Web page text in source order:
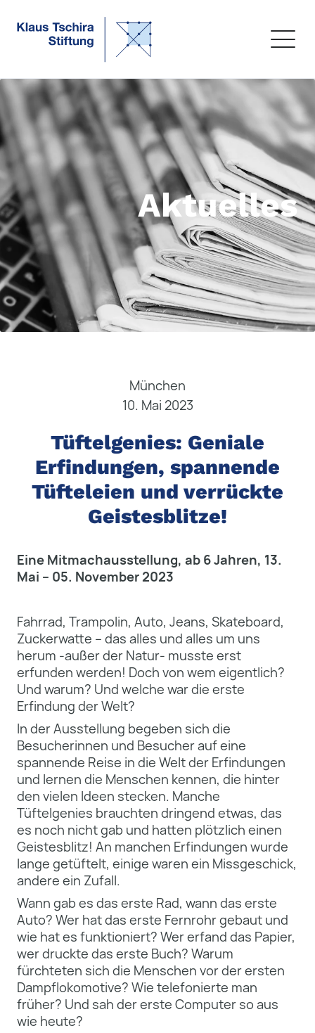
Aktuelles
München
10. Mai 2023
Tüftelgenies: Geniale
Erfindungen, spannende
Tüfteleien und verrückte
Geistesblitze!
Eine Mitmachausstellung, ab 6 Jahren, 13.
Mai – 05. November 2023
Fahrrad, Trampolin, Auto, Jeans, Skateboard,
Zuckerwatte – das alles und alles um uns
herum -außer derNatur- musste erst
erfunden werden! Doch von wem eigentlich?
Und warum? Und welche war die erste
Erfindung der Welt?
In der Ausstellung begeben sich die
Besucherinnen und Besucher auf eine
spannende Reise in die Welt der Erfindungen
und lernen die Menschen kennen, die hinter
den vielen Ideen stecken. Manche
Tüftelgenies brauchtendringend etwas, das
es noch nicht gab und hatten plötzlich einen
Geistesblitz! An manchen Erfindungenwurde
lange getüftelt, einige waren ein Missgeschick,
andere ein Zufall.
Wann gab es das erste Rad, wann das erste
Auto? Wer hat das erste Fernrohr gebaut und
wie hat esfunktioniert? Wer erfand das Papier,
wer druckte das erste Buch? Warum
fürchteten sich die Menschen vorder ersten
Dampflokomotive? Wie telefonierte man
früher? Und sah der erste Computer so aus
wie heute?